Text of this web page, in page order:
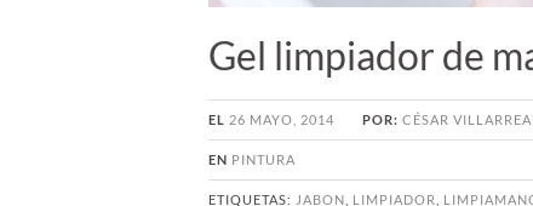
Gel limpiador de
EL 26 MAYO, 2014 POR: CÉSAR VILLARREAL
EN PINTURA
ETIQUETAS: JABON LIMPIADOR